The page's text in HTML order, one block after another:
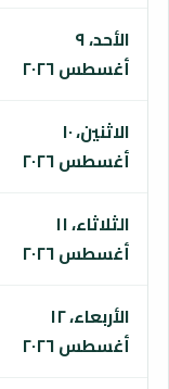
الأحد، ٩
أغسطس ٢٠٢٦
الاثنين، ١٠
أغسطس ٢٠٢٦
الثلاثاء، ١١
أغسطس ٢٠٢٦
الأربعاء، ١٢
أغسطس ٢٠٢٦